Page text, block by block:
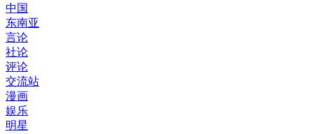
中国
东南亚
言论
社论
评论
交流站
漫画
娱乐
明星